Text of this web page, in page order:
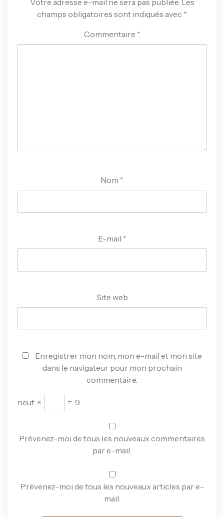
champs obligatoires sont indiqués avec *
Commentaire *
Nom *
E-mail *
Site web
Enregistrer mon nom, mon e-mail et mon site
dans le navigateur pour mon prochain
commentaire.
neuf × = 9
Prévenez-moi de tous les nouveaux commentaires
par e-mail.
Prévenez-moi de tous les nouveaux articles par e-
mail.